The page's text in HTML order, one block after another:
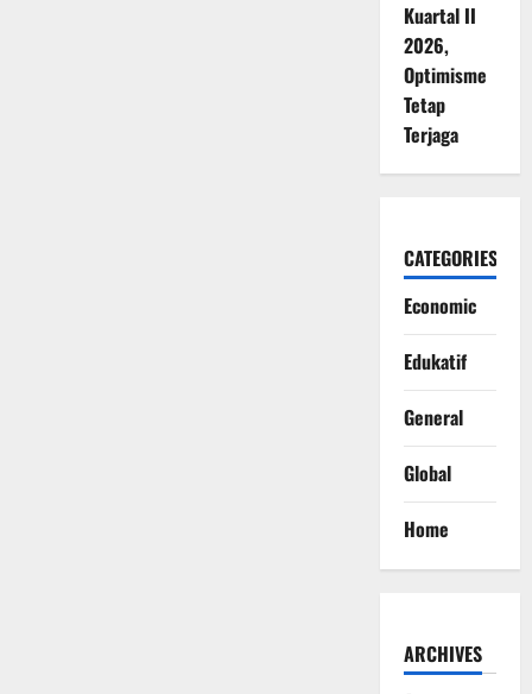
Kuartal II
2026,
Optimisme
Tetap
Terjaga
CATEGORIES
Economic
Edukatif
General
Global
Home
ARCHIVES